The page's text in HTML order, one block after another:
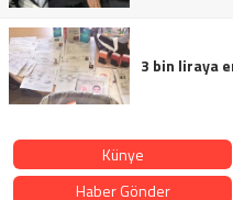
3 bin liraya
Künye
Haber Gönder